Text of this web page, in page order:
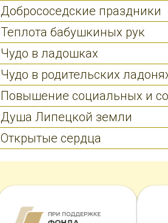
Добрососедские праздники
Теплота бабушкиных рук
Чудо в ладошках
Чудо в родительских
Повышение социальных и
Душа Липецкой земли
Открытые сердца